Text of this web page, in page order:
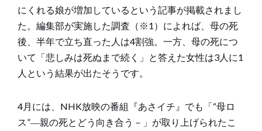
にくれる娘が増加しているという記事が掲載されまし
た。編集部が実施した調査（※1）によれば、母の死
後、半年で立ち直った人は4割強。一方、母の死につ
いて「悲しみは死ぬまで続く」と答えた女性は3人に1
人という結果が出たそうです。
4月には、NHK放映の番組『あさイチ』でも「“母ロ
ス”―親の死とどう向き合う－」が取り上げられたこ